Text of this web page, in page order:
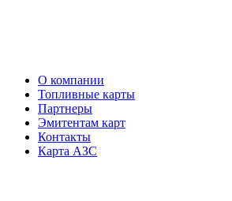
О компании
Топливные карты
Партнеры
Эмитентам карт
Контакты
Карта АЗС